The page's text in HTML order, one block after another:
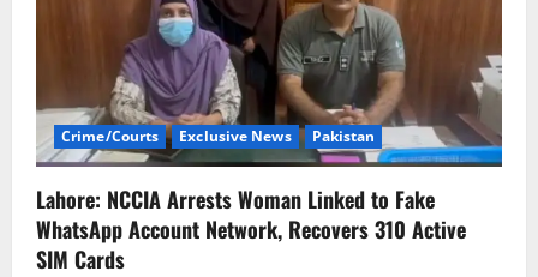
Crime/Courts Exclusive News Pakistan
Lahore: NCCIA Arrests Woman Linked to Fake
WhatsApp Account Network, Recovers 310 Active
SIM Cards